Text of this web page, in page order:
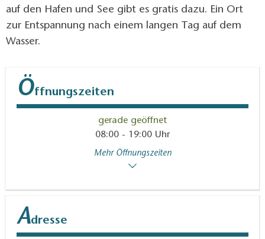
auf den Hafen und See gibt es gratis dazu. Ein Ort
zur Entspannung nach einem langen Tag auf dem
Wasser.
Öffnungszeiten
gerade geöffnet
08:00 - 19:00 Uhr
Mehr Öffnungszeiten
Adresse